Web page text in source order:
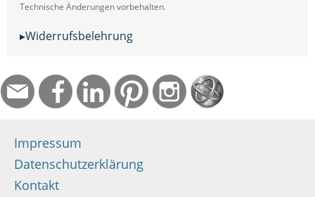
Technische Änderungen vorbehalten.
▸Widerrufsbelehrung
Impressum
Datenschutzerklärung
Kontakt